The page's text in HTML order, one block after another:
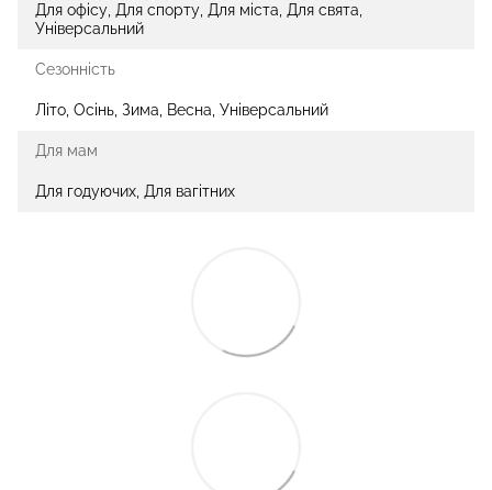
Для офісу, Для спорту, Для міста, Для свята,
Універсальний
Сезонність
Літо, Осінь, Зима, Весна, Універсальний
Для мам
Для годуючих, Для вагітних